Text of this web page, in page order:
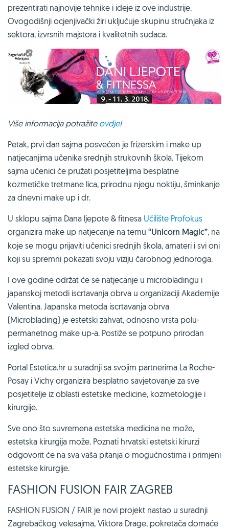
prezentirati najnovije tehnike i ideje iz ove industrije.
Ovogodišnji ocjenjivački žiri uključuje skupinu stručnjaka iz
sektora, izvrsnih majstora i kvalitetnih sudaca.
Više informacija potražite ovdje!
Petak, prvi dan sajma posvećen je frizerskim i make up
natjecanjima učenika srednjih strukovnih škola. Tijekom
sajma učenici će pružati posjetiteljima besplatne
kozmetičke tretmane lica, prirodnu njegu noktiju, šminkanje
za dnevni make up i dr.
U sklopu sajma Dana ljepote & fitnesa Učilište Profokus
organizira make up natjecanje na temu “Unicorn Magic”, na
koje se mogu prijaviti učenici srednjih škola, amateri i svi oni
koji su spremni pokazati svoju viziju čarobnog jednoroga.
I ove godine održat će se natjecanje u microbladingu i
japanskoj metodi iscrtavanja obrva u organizaciji Akademije
Valentina. Japanska metoda iscrtavanja obrva
(Microblading) je estetski zahvat, odnosno vrsta polu-
permanetnog make up-a. Postiže se potpuno prirodan
izgled obrva.
Portal Estetica.hr u suradnji sa svojim partnerima La Roche-
Posay i Vichy organizira besplatno savjetovanje za sve
posjetitelje iz oblasti estetske medicine, kozmetologije i
kirurgije.
Sve ono što suvremena estetska medicina ne može,
estetska kirurgija može. Poznati hrvatski estetski kirurzi
odgovorit će na sva vaša pitanja o mogućnostima i primjeni
estetske kirurgije.
FASHION FUSION FAIR ZAGREB
FASHION FUSION / FAIR je novi projekt nastao u suradnji
Zagrebačkog velesajma, Viktora Drage, pokretača domaće